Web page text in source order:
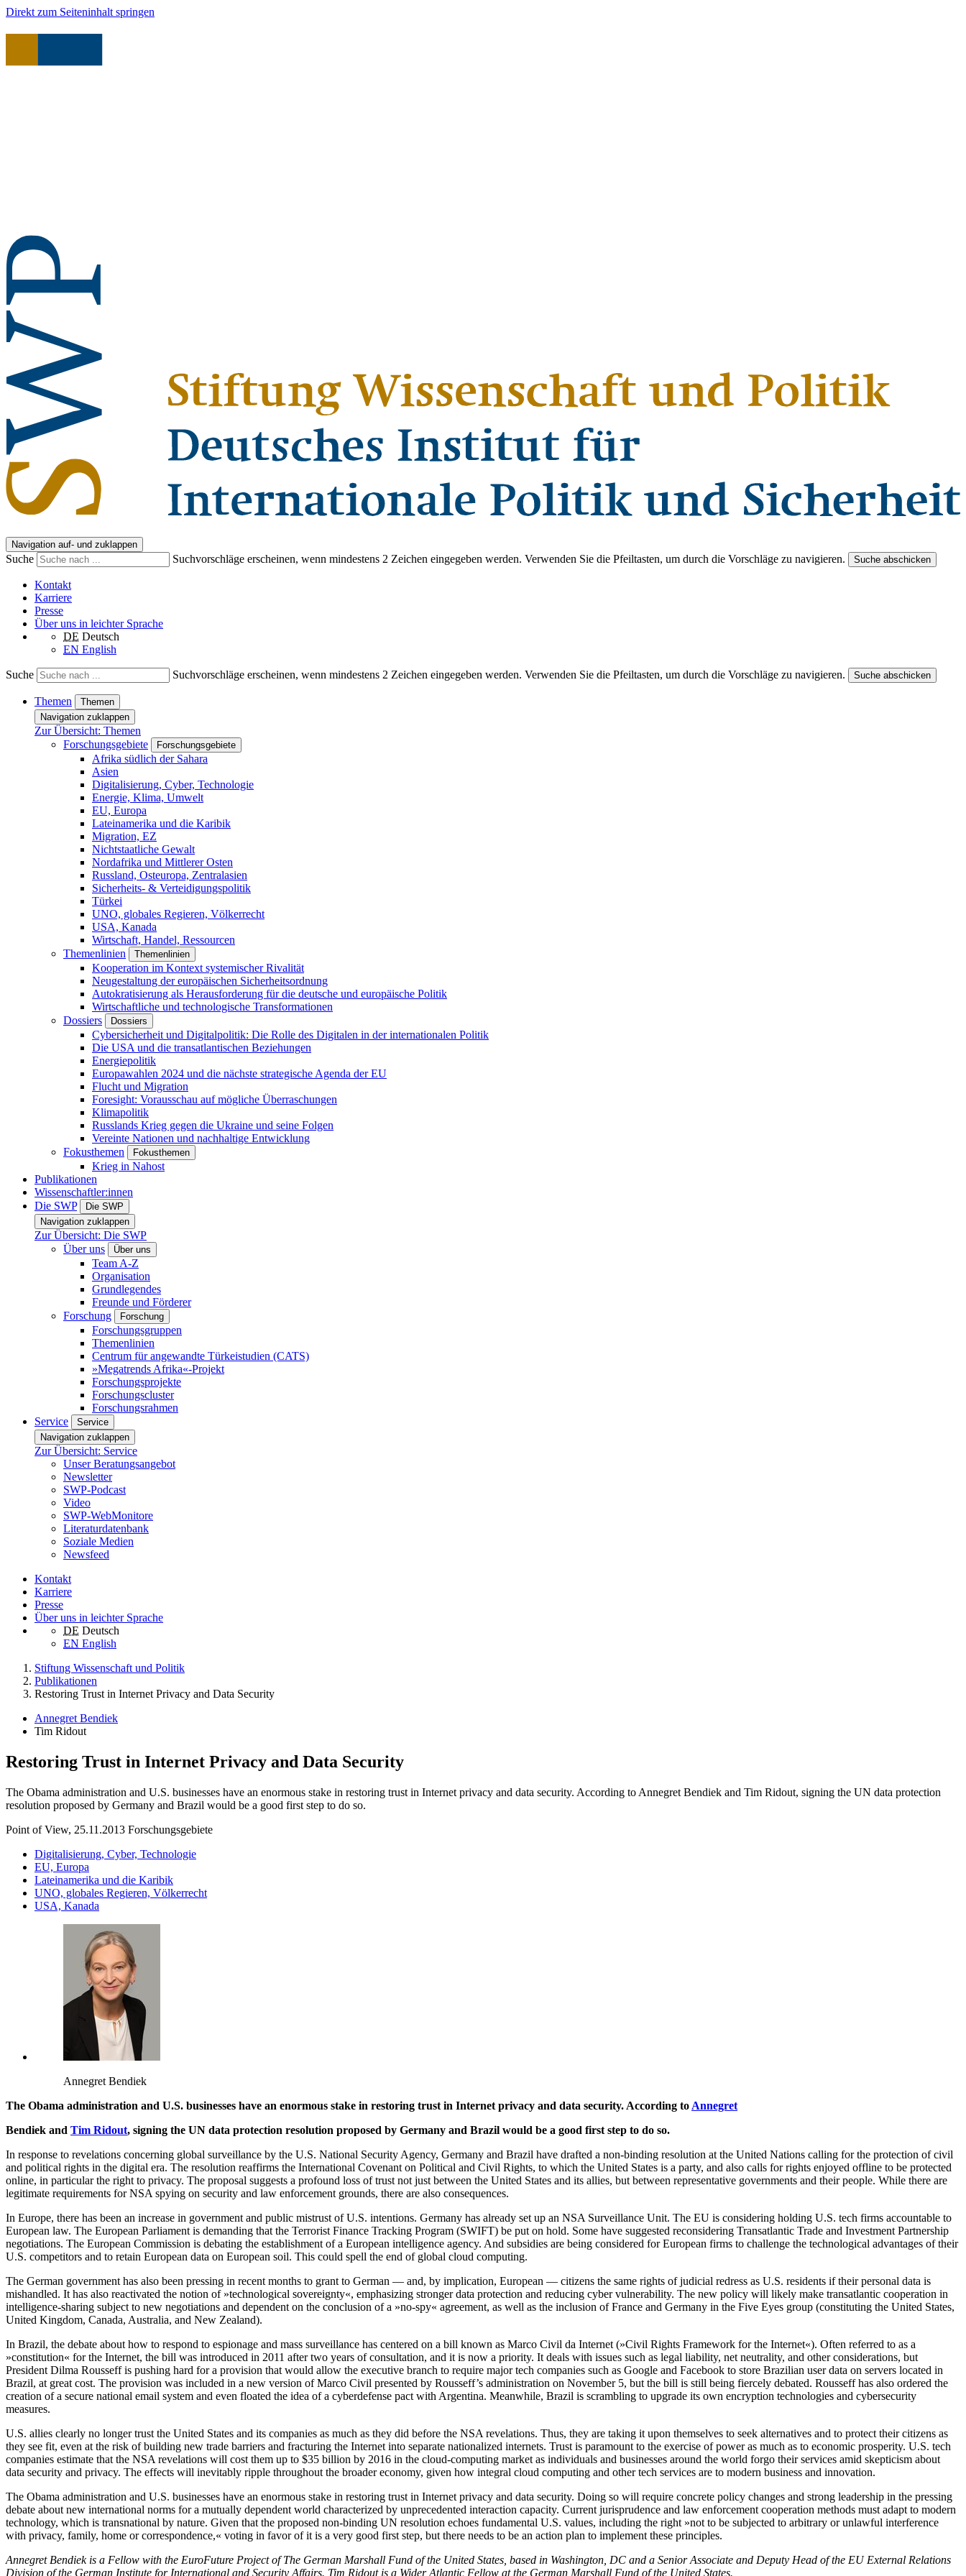
Direkt zum Seiteninhalt springen
Navigation auf- und zuklappen
Suche Suchvorschläge erscheinen, wenn mindestens 2 Zeichen eingegeben werden. Verwenden Sie die Pfeiltasten, um durch die Vorschläge zu navigieren. Suche abschicken
Kontakt
Karriere
Presse
Über uns in leichter Sprache
DE Deutsch
EN English
Suche Suchvorschläge erscheinen, wenn mindestens 2 Zeichen eingegeben werden. Verwenden Sie die Pfeiltasten, um durch die Vorschläge zu navigieren. Suche abschicken
Themen
Themen
Navigation zuklappen
Zur Übersicht: Themen
Forschungsgebiete
Forschungsgebiete
Afrika südlich der Sahara
Asien
Digitalisierung, Cyber, Technologie
Energie, Klima, Umwelt
EU, Europa
Lateinamerika und die Karibik
Migration, EZ
Nichtstaatliche Gewalt
Nordafrika und Mittlerer Osten
Russland, Osteuropa, Zentralasien
Sicherheits- & Verteidigungspolitik
Türkei
UNO, globales Regieren, Völkerrecht
USA, Kanada
Wirtschaft, Handel, Ressourcen
Themenlinien
Themenlinien
Kooperation im Kontext systemischer Rivalität
Neugestaltung der europäischen Sicherheitsordnung
Autokratisierung als Herausforderung für die deutsche und europäische Politik
Wirtschaftliche und technologische Transformationen
Dossiers
Dossiers
Cybersicherheit und Digitalpolitik: Die Rolle des Digitalen in der internationalen Politik
Die USA und die transatlantischen Beziehungen
Energiepolitik
Europawahlen 2024 und die nächste strategische Agenda der EU
Flucht und Migration
Foresight: Vorausschau auf mögliche Überraschungen
Klimapolitik
Russlands Krieg gegen die Ukraine und seine Folgen
Vereinte Nationen und nachhaltige Entwicklung
Fokusthemen
Fokusthemen
Krieg in Nahost
Publikationen
Wissenschaftler:innen
Die SWP
Die SWP
Navigation zuklappen
Zur Übersicht: Die SWP
Über uns
Über uns
Team A-Z
Organisation
Grundlegendes
Freunde und Förderer
Forschung
Forschung
Forschungsgruppen
Themenlinien
Centrum für angewandte Türkeistudien (CATS)
»Megatrends Afrika«-Projekt
Forschungsprojekte
Forschungscluster
Forschungsrahmen
Service
Service
Navigation zuklappen
Zur Übersicht: Service
Unser Beratungsangebot
Newsletter
SWP-Podcast
Video
SWP-WebMonitore
Literaturdatenbank
Soziale Medien
Newsfeed
Kontakt
Karriere
Presse
Über uns in leichter Sprache
DE Deutsch
EN English
Stiftung Wissenschaft und Politik
Publikationen
Restoring Trust in Internet Privacy and Data Security
Annegret Bendiek
Tim Ridout
Restoring Trust in Internet Privacy and Data Security
The Obama administration and U.S. businesses have an enormous stake in restoring trust in Internet privacy and data security. According to Annegret Bendiek and Tim Ridout, signing the UN data protection
resolution proposed by Germany and Brazil would be a good first step to do so.
Point of View, 25.11.2013 Forschungsgebiete
Digitalisierung, Cyber, Technologie
EU, Europa
Lateinamerika und die Karibik
UNO, globales Regieren, Völkerrecht
USA, Kanada
Annegret Bendiek
The Obama administration and U.S. businesses have an enormous stake in restoring trust in Internet privacy and data security. According to Annegret
Bendiek and Tim Ridout, signing the UN data protection resolution proposed by Germany and Brazil would be a good first step to do so.
In response to revelations concerning global surveillance by the U.S. National Security Agency, Germany and Brazil have drafted a non-binding resolution at the United Nations calling for the protection of civil
and political rights in the digital era. The resolution reaffirms the International Covenant on Political and Civil Rights, to which the United States is a party, and also calls for rights enjoyed offline to be protected
online, in particular the right to privacy. The proposal suggests a profound loss of trust not just between the United States and its allies, but between representative governments and their people. While there are
legitimate requirements for NSA spying on security and law enforcement grounds, there are also consequences.
In Europe, there has been an increase in government and public mistrust of U.S. intentions. Germany has already set up an NSA Surveillance Unit. The EU is considering holding U.S. tech firms accountable to
European law. The European Parliament is demanding that the Terrorist Finance Tracking Program (SWIFT) be put on hold. Some have suggested reconsidering Transatlantic Trade and Investment Partnership
negotiations. The European Commission is debating the establishment of a European intelligence agency. And subsidies are being considered for European firms to challenge the technological advantages of their
U.S. competitors and to retain European data on European soil. This could spell the end of global cloud computing.
The German government has also been pressing in recent months to grant to German — and, by implication, European — citizens the same rights of judicial redress as U.S. residents if their personal data is
mishandled. It has also reactivated the notion of »technological sovereignty«, emphasizing stronger data protection and reducing cyber vulnerability. The new policy will likely make transatlantic cooperation in
intelligence-sharing subject to new negotiations and dependent on the conclusion of a »no-spy« agreement, as well as the inclusion of France and Germany in the Five Eyes group (constituting the United States,
United Kingdom, Canada, Australia, and New Zealand).
In Brazil, the debate about how to respond to espionage and mass surveillance has centered on a bill known as Marco Civil da Internet (»Civil Rights Framework for the Internet«). Often referred to as a
»constitution« for the Internet, the bill was introduced in 2011 after two years of consultation, and it is now a priority. It deals with issues such as legal liability, net neutrality, and other considerations, but
President Dilma Rousseff is pushing hard for a provision that would allow the executive branch to require major tech companies such as Google and Facebook to store Brazilian user data on servers located in
Brazil, at great cost. The provision was included in a new version of Marco Civil presented by Rousseff’s administration on November 5, but the bill is still being fiercely debated. Rousseff has also ordered the
creation of a secure national email system and even floated the idea of a cyberdefense pact with Argentina. Meanwhile, Brazil is scrambling to upgrade its own encryption technologies and cybersecurity
measures.
U.S. allies clearly no longer trust the United States and its companies as much as they did before the NSA revelations. Thus, they are taking it upon themselves to seek alternatives and to protect their citizens as
they see fit, even at the risk of building new trade barriers and fracturing the Internet into separate nationalized internets. Trust is paramount to the exercise of power as much as to economic prosperity. U.S. tech
companies estimate that the NSA revelations will cost them up to $35 billion by 2016 in the cloud-computing market as individuals and businesses around the world forgo their services amid skepticism about
data security and privacy. The effects will inevitably ripple throughout the broader economy, given how integral cloud computing and other tech services are to modern business and innovation.
The Obama administration and U.S. businesses have an enormous stake in restoring trust in Internet privacy and data security. Doing so will require concrete policy changes and strong leadership in the pressing
debate about new international norms for a mutually dependent world characterized by unprecedented interaction capacity. Current jurisprudence and law enforcement cooperation methods must adapt to modern
technology, which is transnational by nature. Given that the proposed non-binding UN resolution echoes fundamental U.S. values, including the right »not to be subjected to arbitrary or unlawful interference
with privacy, family, home or correspondence,« voting in favor of it is a very good first step, but there needs to be an action plan to implement these principles.
Annegret Bendiek is a Fellow with the EuroFuture Project of The German Marshall Fund of the United States, based in Washington, DC and a Senior Associate and Deputy Head of the EU External Relations
Division of the German Institute for International and Security Affairs. Tim Ridout is a Wider Atlantic Fellow at the German Marshall Fund of the United States.